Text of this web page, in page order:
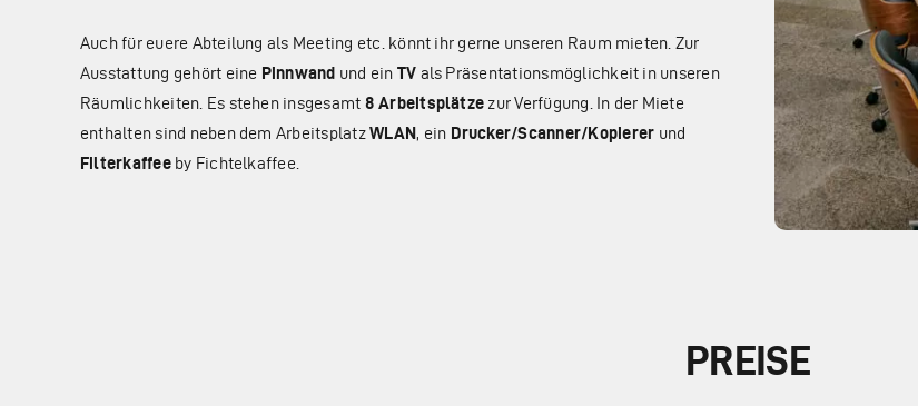
Auch für euere Abteilung als Meeting etc. könnt ihr gerne unseren Raum mieten. Zur
Ausstattung gehört eine Pinnwand und ein TV als Präsentationsmöglichkeit in unseren
Räumlichkeiten. Es stehen insgesamt 8 Arbeitsplätze zur Verfügung. In der Miete
enthalten sind neben dem ArbeitsplatzWLAN, ein Drucker/Scanner/Kopierer und
Filterkaffeeby Fichtelkaffee.
PREISE